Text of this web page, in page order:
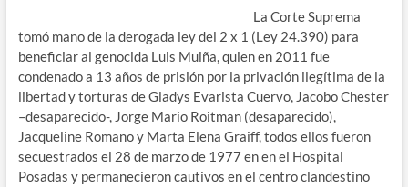
La Corte Suprema
tomó mano de la derogada ley del 2 x 1 (Ley 24.390) para
beneficiar al genocida Luis Muiña, quien en 2011 fue
condenado a 13 años de prisión por la privación ilegítima de la
libertad y torturas de Gladys Evarista Cuervo, Jacobo Chester
–desaparecido-, Jorge Mario Roitman (desaparecido),
Jacqueline Romano y Marta Elena Graiff, todos ellos fueron
secuestrados el 28 de marzo de 1977 en en el Hospital
Posadas y permanecieron cautivos en el centro clandestino